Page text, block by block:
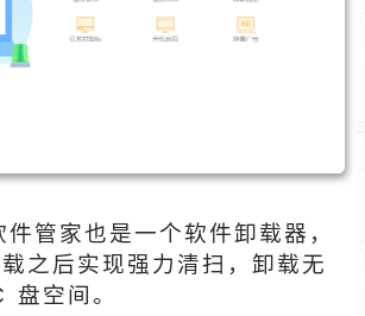
管家也是一个软件卸载器，
之后实现强力清扫，卸载无
盘空间。